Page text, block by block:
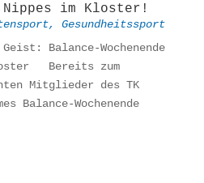
im Kloster!
,Gesundheitssport
Balance-Wochenende
Bereits zum
Mitglieder des TK
Balance-Wochenende